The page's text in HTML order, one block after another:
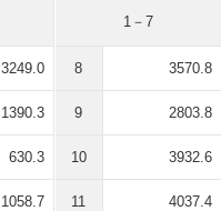
3249.0
1390.3
630.3
1058.7
1－7
8 3570.8
9 2803.8
10 3932.6
11 4037.4